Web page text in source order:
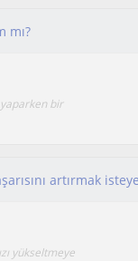
mı?
bir
yükseltmeye